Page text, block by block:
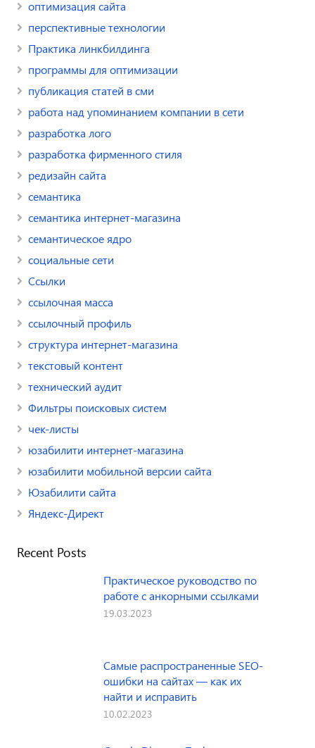
оптимизация сайта
перспективные технологии
Практика линкбилдинга
программы для оптимизации
публикация статей в сми
работа над упоминанием компании в сети
разработка лого
разработка фирменного стиля
редизайн сайта
семантика
семантика интернет-магазина
семантическое ядро
социальные сети
Ссылки
ссылочная масса
ссылочный профиль
структура интернет-магазина
текстовый контент
технический аудит
Фильтры поисковых систем
чек-листы
юзабилити интернет-магазина
юзабилити мобильной версии сайта
Юзабилити сайта
Яндекс-Директ
Recent Posts
Практическое руководство по
работе с анкорными ссылками
19.03.2023
Самые распространенные SEO-
ошибки на сайтах — как их
найти и исправить
10.02.2023